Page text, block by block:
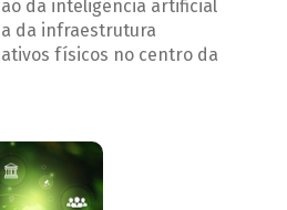
da inteligência artificial
da infraestrutura
físicos no centro da